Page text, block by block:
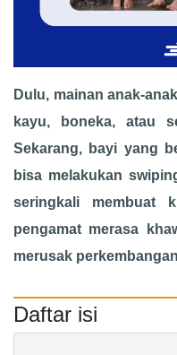
Dulu, mainan anak-
kayu, boneka, atau
Sekarang, bayi yang
bisa melakukan
seringkali membuat
pengamat merasa
merusak
Daftar isi